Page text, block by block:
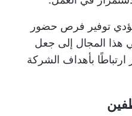
توفير فرص حضور
هذا المجال إلى جعل
بأهداف الشركة